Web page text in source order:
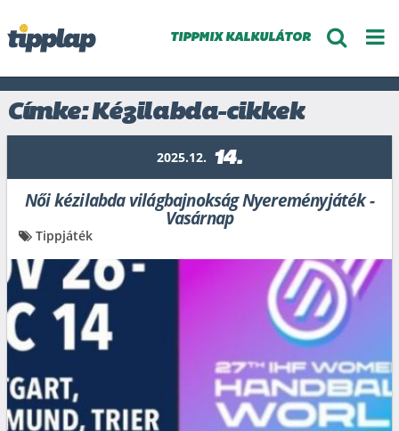
TIPPMIX KALKULÁTOR
Címke: Kézilabda-cikkek
2025.12. 14.
Női kézilabda világbajnokság Nyereményjáték -
Vasárnap
Tippjáték